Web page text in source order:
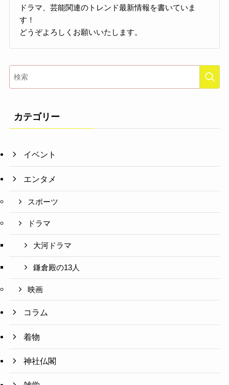
ドラマ、芸能関連のトレンド最新情報を書いていま
す！
どうぞよろしくお願いいたします。
カテゴリー
イベント
エンタメ
スポーツ
ドラマ
大河ドラマ
鎌倉殿の13人
映画
コラム
着物
神社仏閣